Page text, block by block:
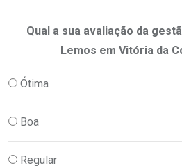
Qual a sua avaliação da
Lemos em Vitória da
Ótima
Boa
Regular